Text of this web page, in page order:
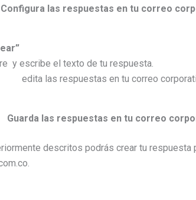
y escribe el texto de tu respuesta.
descritos podrás crear tu respuesta